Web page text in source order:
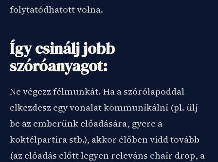
folytatódhatott volna.
Így csinálj jobb
szóróanyagot:
Ne végezz félmunkát. Ha a szórólapoddal
elkezdesz egy vonalat kommunikálni (pl. ülj
be az emberünk előadására, gyere a
koktélpartira stb.), akkor élőben vidd tovább
(az előadás előtt legyen releváns chair drop, a